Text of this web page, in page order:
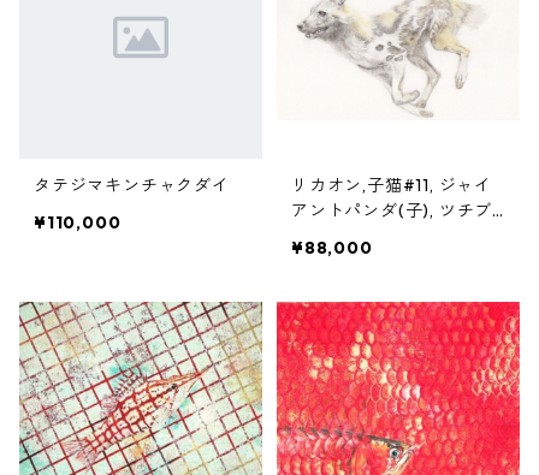
タテジマキンチャクダイ
¥110,000
リカオン,子猫#11, ジャイ
アントパンダ(子), ツチブ
¥88,000